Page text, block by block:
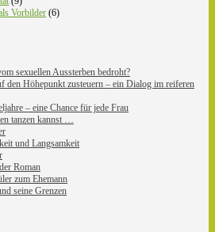
Vorbilder (6)
sexuellen Aussterben bedroht?
den Höhepunkt zusteuern – ein Dialog im reiferen
– eine Chance für jede Frau
tanzen kannst …
und Langsamkeit
Roman
zum Ehemann
seine Grenzen